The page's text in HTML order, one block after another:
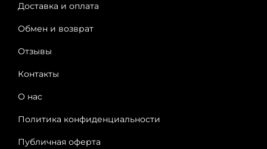
Доставка и оплата
Обмен и возврат
Отзывы
Контакты
О нас
Политика конфиденциальности
Публичная оферта